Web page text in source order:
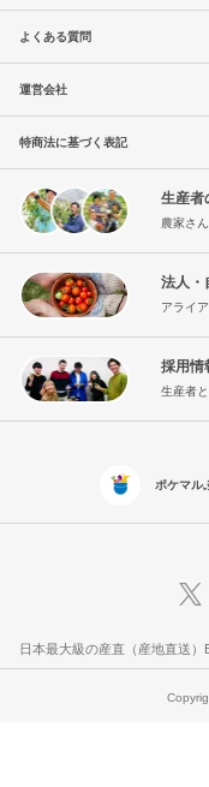
よくある質問
運営会社
特商法に基づく表記
生産者
農家さ
法人・
アライ
採用情
生産者
ポケマル
日本最大級の産直（産地直送）